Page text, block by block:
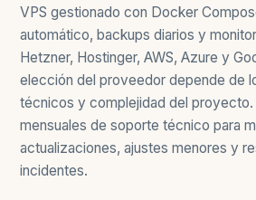
VPS gestionado con Docker
automático, backups diarios y
Hetzner, Hostinger, AWS, Azure y
elección del proveedor depende de
técnicos y complejidad del proyecto.
mensuales de soporte técnico para
actualizaciones, ajustes menores y
incidentes.